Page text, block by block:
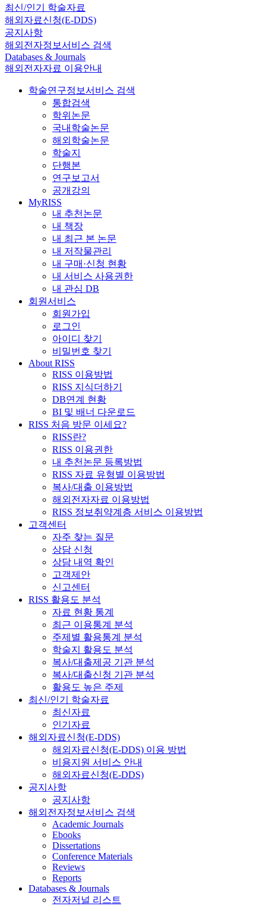
최신/인기 학술자료
해외자료신청(E-DDS)
공지사항
해외전자정보서비스 검색
Databases & Journals
해외전자자료 이용안내
학술연구정보서비스 검색
통합검색
학위논문
국내학술논문
해외학술논문
학술지
단행본
연구보고서
공개강의
MyRISS
내 추천논문
내 책장
내 최근 본 논문
내 저작물관리
내 구매·신청 현황
내 서비스 사용권한
내 관심 DB
회원서비스
회원가입
로그인
아이디 찾기
비밀번호 찾기
About RISS
RISS 이용방법
RISS 지식더하기
DB연계 현황
BI 및 배너 다운로드
RISS 처음 방문 이세요?
RISS란?
RISS 이용권한
내 추천논문 등록방법
RISS 자료 유형별 이용방법
복사/대출 이용방법
해외전자자료 이용방법
RISS 정보취약계층 서비스 이용방법
고객센터
자주 찾는 질문
상담 신청
상담 내역 확인
고객제안
신고센터
RISS 활용도 분석
자료 현황 통계
최근 이용통계 분석
주제별 활용통계 분석
학술지 활용도 분석
복사/대출제공 기관 분석
복사/대출신청 기관 분석
활용도 높은 주제
최신/인기 학술자료
최신자료
인기자료
해외자료신청(E-DDS)
해외자료신청(E-DDS) 이용 방법
비용지원 서비스 안내
해외자료신청(E-DDS)
공지사항
공지사항
해외전자정보서비스 검색
Academic Journals
Ebooks
Dissertations
Conference Materials
Reviews
Reports
Databases & Journals
전자저널 리스트